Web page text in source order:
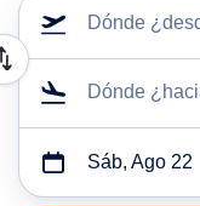
Dónde
Dónde
Sáb, Ago 22